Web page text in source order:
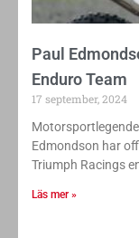
Paul
Enduro Team
17 september, 2024
Edmondson har
Triumph Racings
Läs mer »